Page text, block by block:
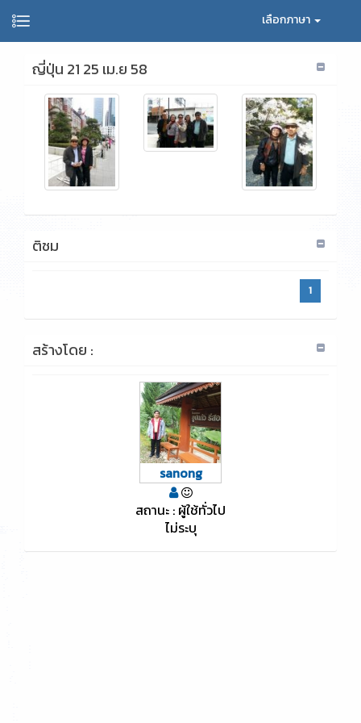
เลือกภาษา
ญี่ปุ่น 21 25 เม.ย 58
ติชม
1
สร้างโดย :
sanong
สถานะ : ผู้ใช้ทั่วไป
ไม่ระบุ